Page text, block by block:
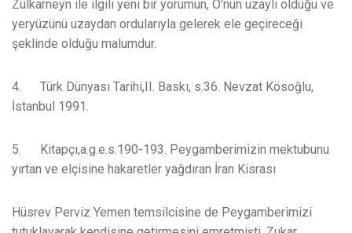
Zülkarneyn ile ilgili yeni bir yorumun, O’nun uzaylı olduğu ve
yeryüzünü uzaydan ordularıyla gelerek ele geçireceği
şeklinde olduğu malumdur.
4. Türk Dünyası Tarihi,II. Baskı, s.36. Nevzat Kösoğlu,
İstanbul 1991.
5. Kitapçı,a.g.e.s.190-193. Peygamberimizin mektubunu
yırtan ve elçisine hakaretler yağdıran İran Kisrası
Hüsrev Perviz Yemen temsilcisine de Peygamberimizi